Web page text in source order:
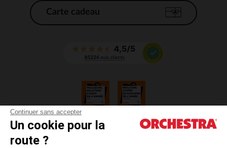
Continuer sans accepter
Un cookie pour la
route ?
Carte cadeau